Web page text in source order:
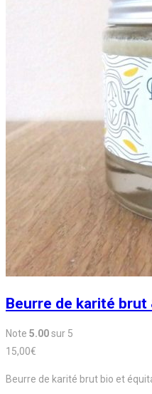
Beurre de karité brut
Note 5.00sur 5
15,00€
Beurre de karité brut bio et